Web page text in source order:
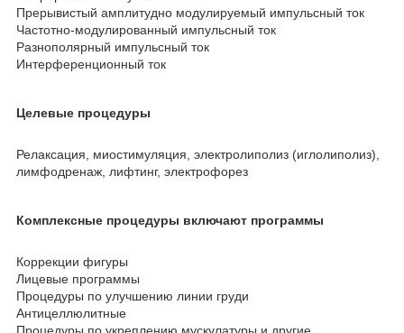
Прерывистый амплитудно модулируемый импульсный ток
Частотно-модулированный импульсный ток
Разнополярный импульсный ток
Интерференционный ток
Целевые процедуры
Релаксация, миостимуляция, электролиполиз (иглолиполиз),
лимфодренаж, лифтинг, электрофорез
Комплексные процедуры включают программы
Коррекции фигуры
Лицевые программы
Процедуры по улучшению линии груди
Антицеллюлитные